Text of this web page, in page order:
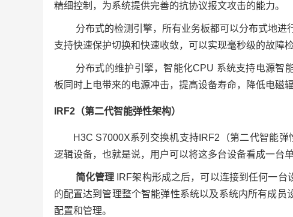
精细控制，为系统提供完善的抗协议报文攻击的能力。
分布式的检测引擎，所有业务板都可以分布式地进
支持快速保护切换和快速收敛，可以实现毫秒级的故障
分布式的维护引擎，智能化CPU 系统支持电源智
板同时上电带来的电源冲击，提高设备寿命，降低电磁
IRF2（第二代智能弹性架构）
H3C S7000X系列交换机支持IRF2（第二代智能
逻辑设备，也就是说，用户可以将这多台设备看成一台
简化管理 IRF架构形成之后，可以连接到任何一
的配置达到管理整个智能弹性系统以及系统内所有成
配置和管理。